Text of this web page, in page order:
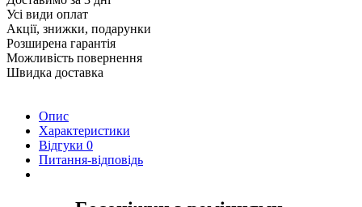
Усі види оплат
Акції, знижки, подарунки
Розширена гарантія
Можливість повернення
Швидка доставка
Опис
Характеристики
Відгуки 0
Питання-відповідь